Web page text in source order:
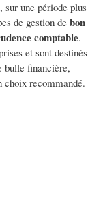
une période plus
de gestion de bon
comptable.
et sont destinés
bulle financière,
recommandé.